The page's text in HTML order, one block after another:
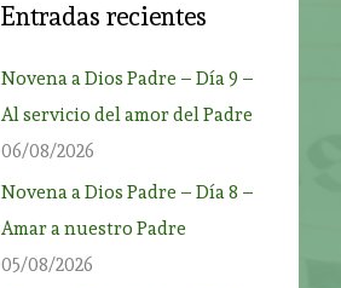
Entradas recientes
Novena a Dios Padre – Día 9 –
Al servicio del amor del Padre
06/08/2026
Novena a Dios Padre – Día 8 –
Amar a nuestro Padre
05/08/2026